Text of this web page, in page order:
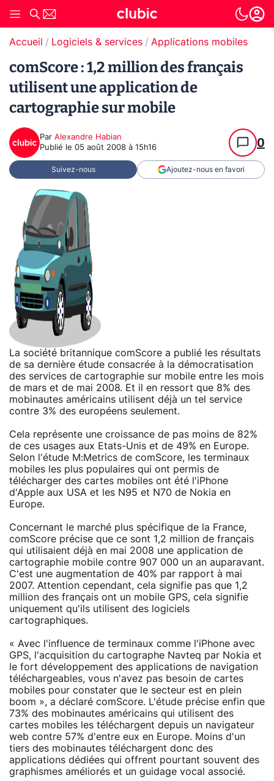
Accueil Logiciels & services Applications mobiles
comScore : 1,2 million des français
utilisent une application de
cartographie sur mobile
Par Alexandre Habian
Publié le 05 août 2008 à 15h16 0
Suivez-nous Ajoutez-nous en favori
La société britannique comScore a publié les résultats
de sa dernière étude consacrée à la démocratisation
des services de cartographie sur mobile entre les mois
de mars et de mai 2008. Et il en ressort que 8% des
mobinautes américains utilisent déjà un tel service
contre 3% des européens seulement.
Cela représente une croissance de pas moins de 82%
de ces usages aux Etats-Unis et de 49% en Europe.
Selon l'étude M:Metrics de comScore, les terminaux
mobiles les plus populaires qui ont permis de
télécharger des cartes mobiles ont été l'iPhone
d'Apple aux USA et les N95 et N70 de Nokia en
Europe.
Concernant le marché plus spécifique de la France,
comScore précise que ce sont 1,2 million de français
qui utilisaient déjà en mai 2008 une application de
cartographie mobile contre 907 000 un an auparavant.
C'est une augmentation de 40% par rapport à mai
2007. Attention cependant, cela signifie pas que 1,2
million des français ont un mobile GPS, cela signifie
uniquement qu'ils utilisent des logiciels
cartographiques.
« Avec l'influence de terminaux comme l'iPhone avec
GPS, l'acquisition du cartographe Navteq par Nokia et
le fort développement des applications de navigation
téléchargeables, vous n'avez pas besoin de cartes
mobiles pour constater que le secteur est en plein
boom », a déclaré comScore. L'étude précise enfin que
73% des mobinautes américains qui utilisent des
cartes mobiles les téléchargent depuis un navigateur
web contre 57% d'entre eux en Europe. Moins d'un
tiers des mobinautes téléchargent donc des
applications dédiées qui offrent pourtant souvent des
graphismes améliorés et un guidage vocal associé.